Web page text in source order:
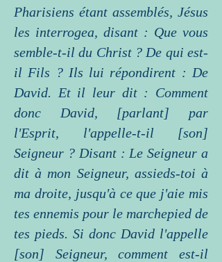
Pharisiens étant assemblés, Jésus
les interrogea, disant : Que vous
semble-t-il du Christ ? De qui est-
il Fils ? Ils lui répondirent : De
David. Et il leur dit : Comment
donc David, [parlant] par
l'Esprit, l'appelle-t-il [son]
Seigneur ? Disant : Le Seigneur a
dit à mon Seigneur, assieds-toi à
ma droite, jusqu'à ce que j'aie mis
tes ennemis pour le marchepied de
tes pieds. Si donc David l'appelle
[son] Seigneur, comment est-il